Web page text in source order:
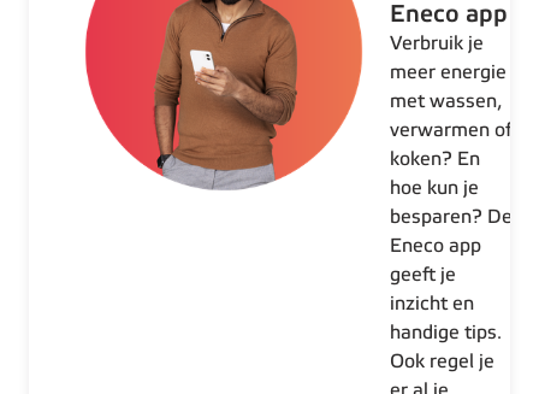
Eneco app
Verbruik je
meer energie
met wassen,
verwarmen of
koken? En
hoe kun je
besparen? De
Eneco app
geeft je
inzicht en
handige tips.
Ook regel je